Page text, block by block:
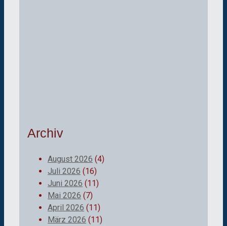
Archiv
August 2026 (4)
Juli 2026 (16)
Juni 2026 (11)
Mai 2026 (7)
April 2026 (11)
März 2026 (11)